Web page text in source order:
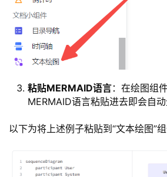
粘贴MERMAID语言：在绘图组
MERMAID语言粘贴进去即会自动
以下为将上述例子粘贴到“文本绘图”组